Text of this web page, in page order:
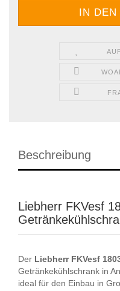
Beschreibung
Liebherr FKVesf
Der Liebherr FKVesf
Getränkekühlschrank in
ideal für den Einbau in